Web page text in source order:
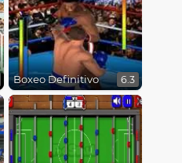
Boxeo Definitivo 6.3